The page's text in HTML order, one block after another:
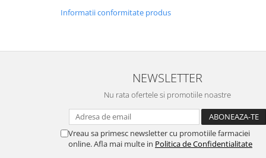
Informatii conformitate produs
NEWSLETTER
Nu rata ofertele si promotiile noastre
Vreau sa primesc newsletter cu promotiile farmaciei
online. Afla mai multe in Politica de Confidentialitate